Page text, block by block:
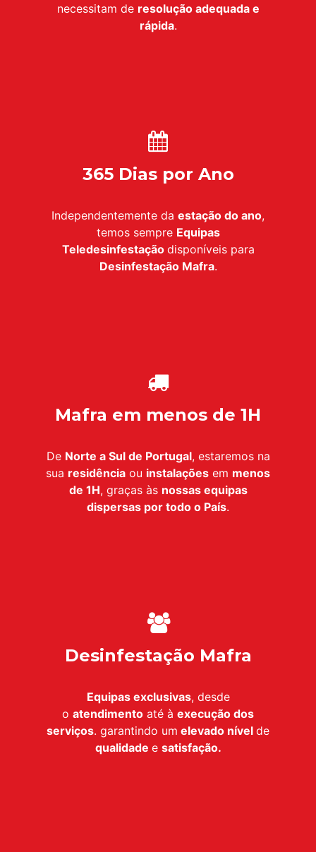
necessitam de resolução adequada e
rápida.
365 Dias por Ano
Independentemente da estação do ano,
temos sempre Equipas
Teledesinfestação disponíveis para
DesinfestaçãoMafra.
Mafra em menos de 1H
De Norte a Sul de Portugal, estaremos na
sua residência ou instalações em menos
de 1H, graças às nossas equipas
dispersas por todo o País.
Desinfestação Mafra
Equipas exclusivas, desde
o atendimento até à execução dos
serviços. garantindo um elevado nível de
qualidade e satisfação.